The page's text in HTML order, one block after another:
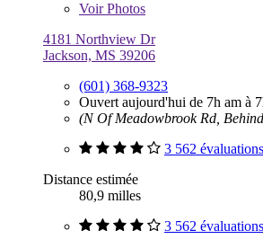
VoirPhotos
4181 Northview Dr
Jackson, MS 39206
(601) 368-9323
Ouvert aujourd'hui de 7h am à
(N Of Meadowbrook Rd,
3 562 évaluations
Distance estimée
80,9 milles
3 562 évaluations